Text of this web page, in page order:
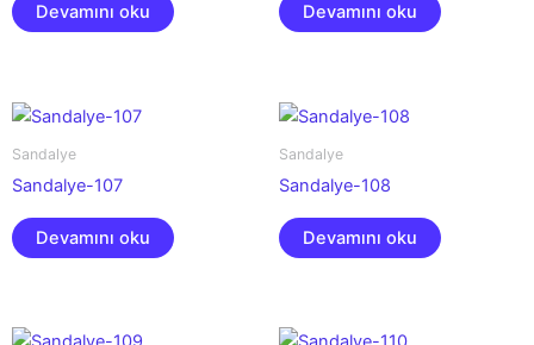
Devamını oku Devamını oku
Sandalye
Sandalye-107
Devamını oku
Sandalye
Sandalye-108
Devamını oku